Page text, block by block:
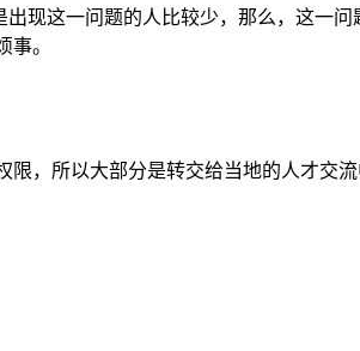
这一问题的人比较少，那么，这一
。
所以大部分是转交给当地的人才交流